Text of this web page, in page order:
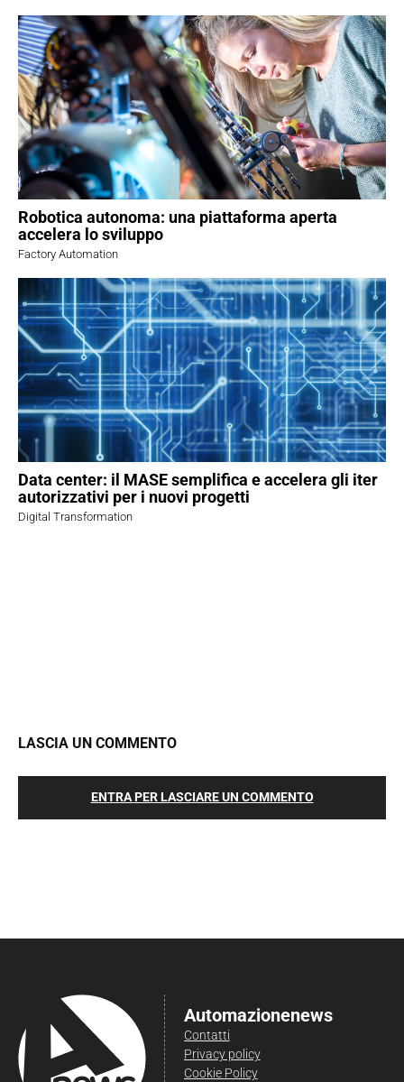
Robotica autonoma: una piattaforma aperta
accelera lo sviluppo
Factory Automation
Data center: il MASE semplifica e accelera gli iter
autorizzativi per i nuovi progetti
Digital Transformation
LASCIA UN COMMENTO
ENTRA PER LASCIARE UN COMMENTO
Automazionenews
Contatti
Privacy policy
Cookie Policy